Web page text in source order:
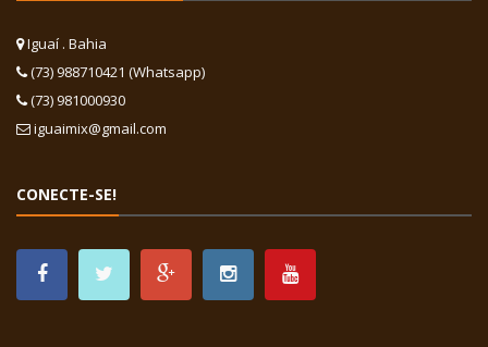
Iguaí . Bahia
(73) 988710421 (Whatsapp)
(73) 981000930
iguaimix@gmail.com
CONECTE-SE!